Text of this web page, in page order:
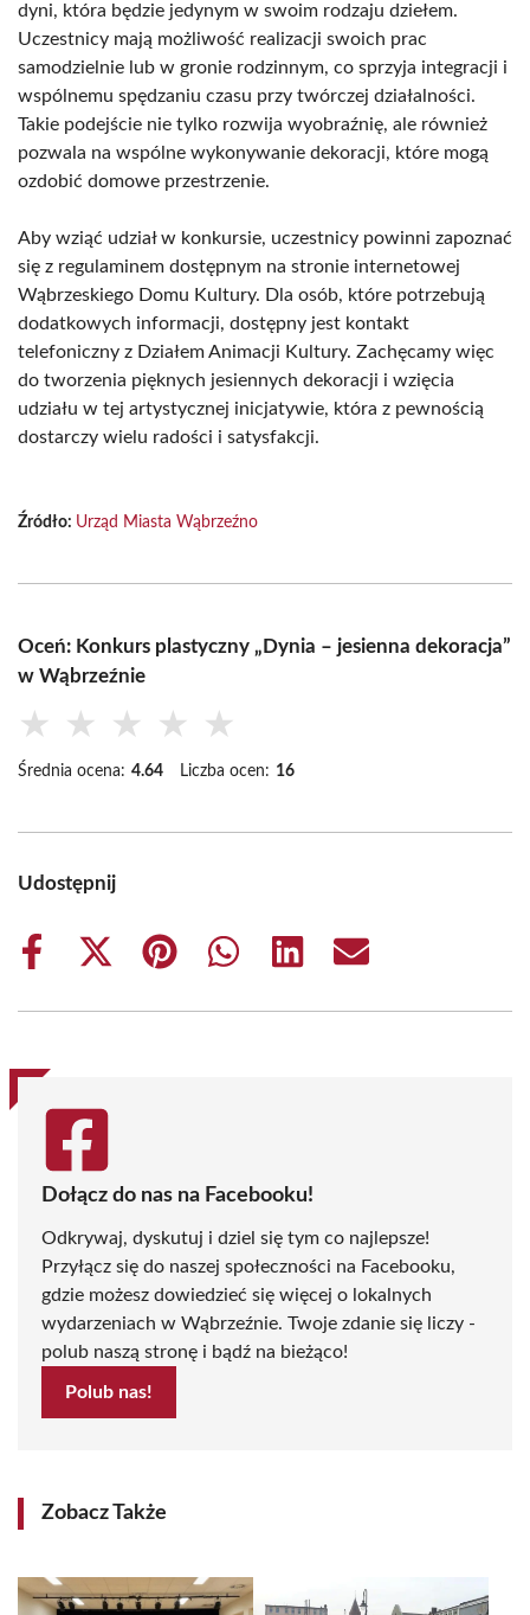
dyni, która będzie jedynym w swoim rodzaju dziełem.
Uczestnicy mają możliwość realizacji swoich prac
samodzielnie lub w gronie rodzinnym, co sprzyja integracji i
wspólnemu spędzaniu czasu przy twórczej działalności.
Takie podejście nie tylko rozwija wyobraźnię, ale również
pozwala na wspólne wykonywanie dekoracji, które mogą
ozdobić domowe przestrzenie.
Aby wziąć udział w konkursie, uczestnicy powinni zapoznać
się z regulaminem dostępnym na stronie internetowej
Wąbrzeskiego Domu Kultury. Dla osób, które potrzebują
dodatkowych informacji, dostępny jest kontakt
telefoniczny z Działem Animacji Kultury. Zachęcamy więc
do tworzenia pięknych jesiennych dekoracji i wzięcia
udziału w tej artystycznej inicjatywie, która z pewnością
dostarczy wielu radości i satysfakcji.
Źródło: Urząd Miasta Wąbrzeźno
Oceń: Konkurs plastyczny „Dynia – jesienna dekoracja”
w Wąbrzeźnie
★ ★ ★ ★ ★
Średnia ocena: 4.64 Liczba ocen: 16
Udostępnij
Share
Share
(Twitter)
Share
Share
Share
Share
Dołącz do nas na Facebooku!
Odkrywaj, dyskutuj i dziel się tym co najlepsze!
Przyłącz się do naszej społeczności na Facebooku,
gdzie możesz dowiedzieć się więcej o lokalnych
wydarzeniach w Wąbrzeźnie. Twoje zdanie się liczy -
polub naszą stronę i bądź na bieżąco!
Polub nas!
Zobacz Także